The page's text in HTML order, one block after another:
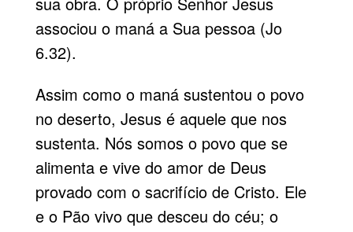
associou o maná a Sua pessoa (Jo
6.32).
Assim como o maná sustentou o povo
no deserto, Jesus é aquele que nos
sustenta. Nós somos o povo que se
alimenta e vive do amor de Deus
provado com o sacrifício de Cristo. Ele
e o Pão vivo que desceu do céu; o